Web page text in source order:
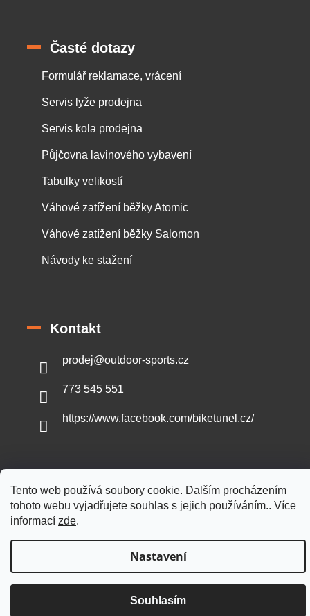
Tento web používá soubory cookie. Dalším procházením
tohoto webu vyjadřujete souhlas s jejich používáním.. Více
informací zde.
Nastavení
Souhlasím
Časté dotazy
Formulář reklamace, vrácení
Servis lyže prodejna
Servis kola prodejna
Půjčovna lavinového vybavení
Tabulky velikostí
Váhové zatížení běžky Atomic
Váhové zatížení běžky Salomon
Návody ke stažení
Kontakt
prodej@outdoor-sports.cz
773 545 551
https://www.facebook.com/biketunel.cz/
Vytvořil Shoptet